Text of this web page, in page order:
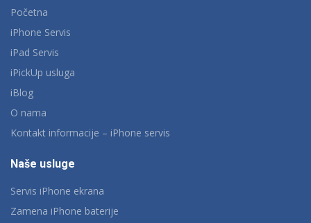
Početna
iPhone Servis
iPad Servis
iPickUp usluga
iBlog
O nama
Kontakt informacije – iPhone servis
Naše usluge
Servis iPhone ekrana
Zamena iPhone baterije